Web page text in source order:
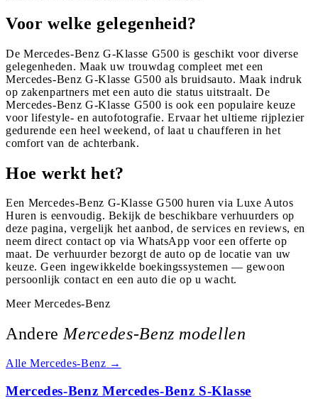
Voor welke gelegenheid?
De Mercedes-Benz G-Klasse G500 is geschikt voor diverse
gelegenheden. Maak uw trouwdag compleet met een
Mercedes-Benz G-Klasse G500 als bruidsauto. Maak indruk
op zakenpartners met een auto die status uitstraalt. De
Mercedes-Benz G-Klasse G500 is ook een populaire keuze
voor lifestyle- en autofotografie. Ervaar het ultieme rijplezier
gedurende een heel weekend, of laat u chaufferen in het
comfort van de achterbank.
Hoe werkt het?
Een Mercedes-Benz G-Klasse G500 huren via Luxe Autos
Huren is eenvoudig. Bekijk de beschikbare verhuurders op
deze pagina, vergelijk het aanbod, de services en reviews, en
neem direct contact op via WhatsApp voor een offerte op
maat. De verhuurder bezorgt de auto op de locatie van uw
keuze. Geen ingewikkelde boekingssystemen — gewoon
persoonlijk contact en een auto die op u wacht.
MeerMercedes-Benz
AndereMercedes-Benz modellen
AlleMercedes-Benz →
Mercedes-Benz Mercedes-Benz S-Klasse